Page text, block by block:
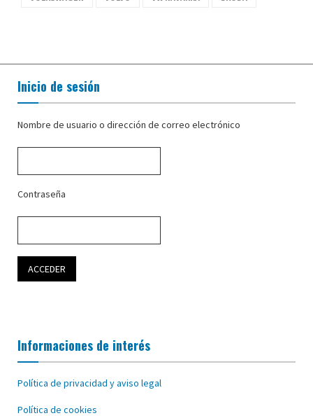
Inicio de sesión
Nombre de usuario o dirección de correo electrónico
Contraseña
Informaciones de interés
Política de privacidad y aviso legal
Política de cookies